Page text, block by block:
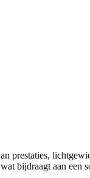
prestaties,
bijdraagt aan een